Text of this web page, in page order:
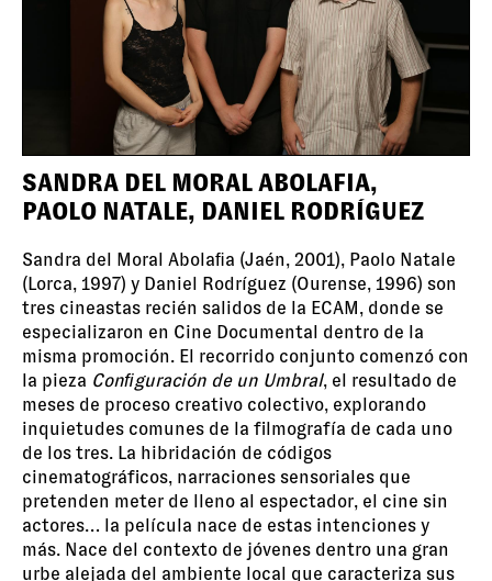
SANDRA DEL MORAL ABOLAFIA, P
AOLO NATALE, DANIEL RODRÍGUEZ
Sandra del Moral Abolaﬁa (Jaén, 2001), Paolo Natale
(Lorca, 1997) y Daniel Rodríguez (Ourense, 1996) son
tres cineastas recién salidos de la ECAM, donde se
especializaron en Cine Documental dentro de la
misma promoción. El recorrido conjunto comenzó con
la pieza Conﬁguración de un Umbral, el resultado de
meses de proceso creativo colectivo, explorando
inquietudes comunes de la filmografía de cada uno
de los tres. La hibridación de códigos
cinematográficos, narraciones sensoriales que
pretenden meter de lleno al espectador, el cine sin
actores… la película nace de estas intenciones y
más. Nace del contexto de jóvenes dentro una gran
urbe alejada del ambiente local que caracteriza sus